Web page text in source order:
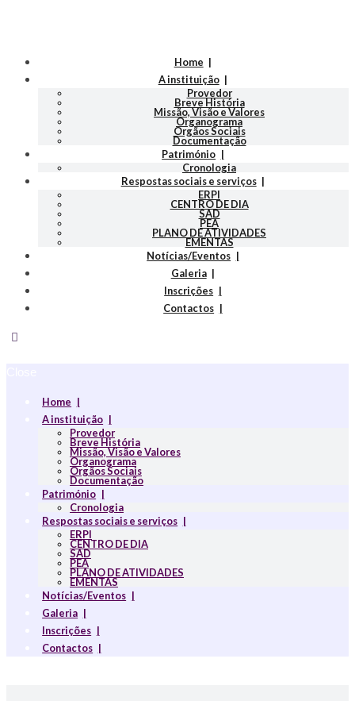
Home
A instituição
Provedor
Breve História
Missão, Visão e Valores
Organograma
Orgãos Sociais
Documentação
Património
Cronologia
Respostas sociais e serviços
ERPI
CENTRO DE DIA
SAD
PEA
PLANO DE ATIVIDADES
EMENTAS
Notícias/Eventos
Galeria
Inscrições
Contactos
Home
A instituição
Provedor
Breve História
Missão, Visão e Valores
Organograma
Orgãos Sociais
Documentação
Património
Cronologia
Respostas sociais e serviços
ERPI
CENTRO DE DIA
SAD
PEA
PLANO DE ATIVIDADES
EMENTAS
Notícias/Eventos
Galeria
Inscrições
Contactos